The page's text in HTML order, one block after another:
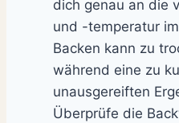
dich genau an die
und -temperatur
Backen kann zu
während eine zu
unausgereiften
Überprüfe die